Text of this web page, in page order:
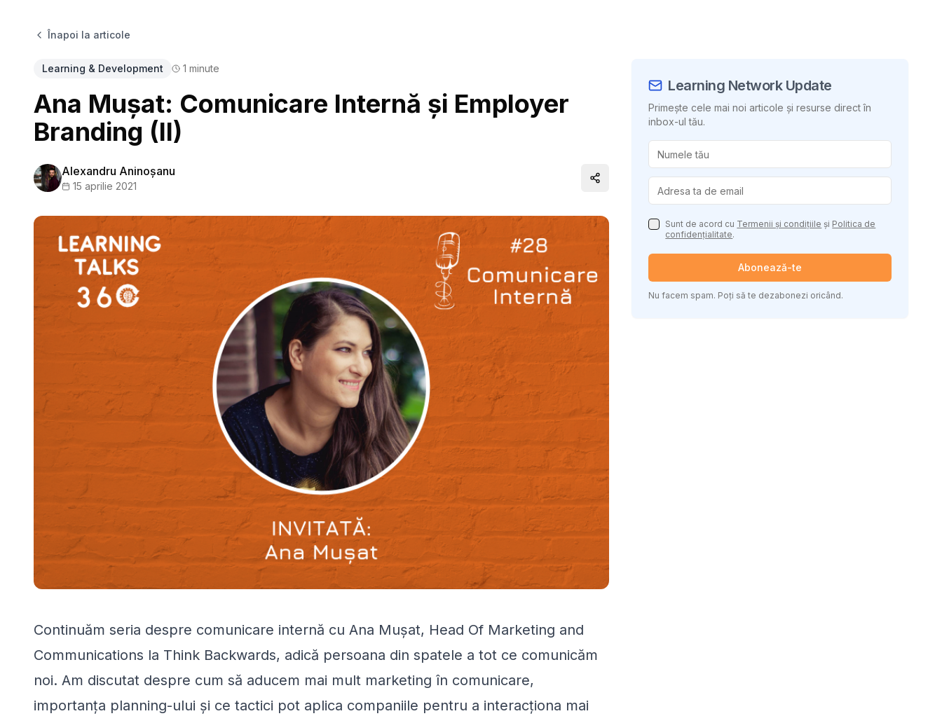
Înapoi la articole
Learning & Development 1 minute
Ana Mușat: Comunicare Internă şi Employer
Branding (II)
Alexandru Aninoșanu
15 aprilie 2021 Distribuie conținutul
Continuăm seria despre comunicare internă cu Ana Mușat, Head Of Marketing and
Communications la Think Backwards, adică persoana din spatele a tot ce comunicăm
noi. Am discutat despre cum să aducem mai mult marketing în comunicare,
importanța planning-ului și ce tactici pot aplica companiile pentru a interacționa mai
Learning Network Update
Primește cele mai noi articole și resurse direct în
inbox-ul tău.
Sunt de acord cu Termenii și condițiile și Politica de
confidențialitate.
Abonează-te
Nu facem spam. Poți să te dezabonezi oricând.